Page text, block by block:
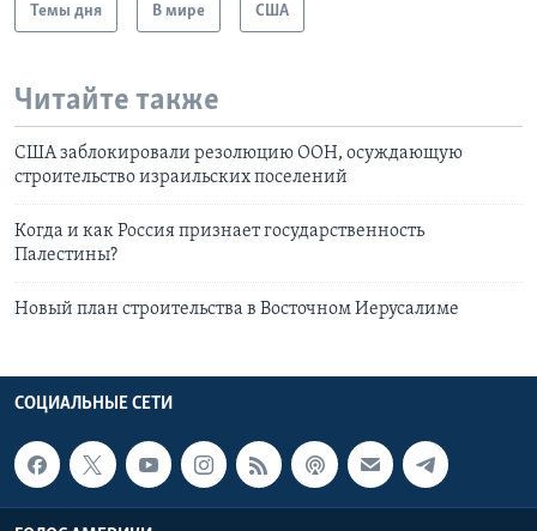
Темы дня В мире США
Читайте также
США заблокировали резолюцию ООН, осуждающую
строительство израильских поселений
Когда и как Россия признает государственность
Палестины?
Новый план строительства в Восточном Иерусалиме
СОЦИАЛЬНЫЕ СЕТИ